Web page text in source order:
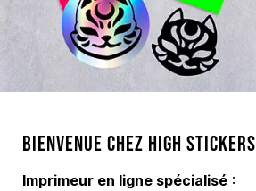
Bienvenue chez High Stickers
Imprimeur en ligne spécialisé :